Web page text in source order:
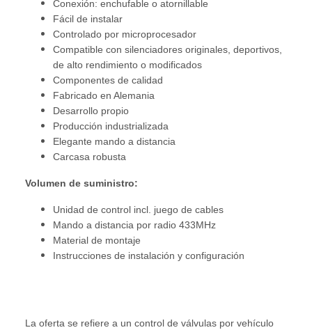
Conexión: enchufable o atornillable
Fácil de instalar
Controlado por microprocesador
Compatible con silenciadores originales, deportivos,
de alto rendimiento o modificados
Componentes de calidad
Fabricado en Alemania
Desarrollo propio
Producción industrializada
Elegante mando a distancia
Carcasa robusta
Volumen de suministro:
Unidad de control incl. juego de cables
Mando a distancia por radio 433MHz
Material de montaje
Instrucciones de instalación y configuración
La oferta se refiere a un control de válvulas por vehículo